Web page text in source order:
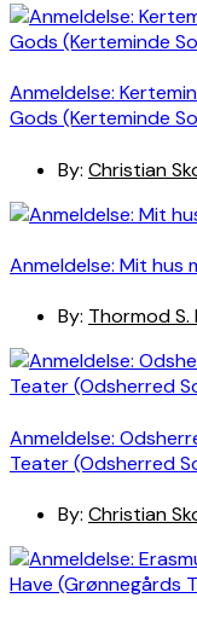
Anmeldelse:
Gods (Kerteminde
By: Christian
Anmeldelse: Mit hus
By: Thormod S.
Anmeldelse:
Teater (Odsherred
By: Christian